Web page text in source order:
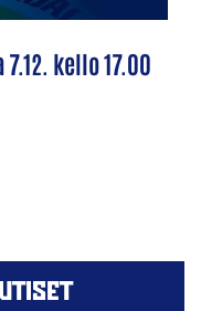
kello 17.00